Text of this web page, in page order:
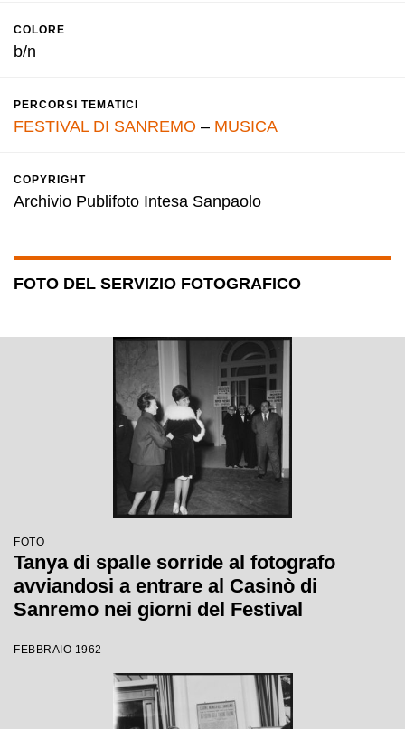
COLORE
b/n
PERCORSI TEMATICI
FESTIVAL DI SANREMO – MUSICA
COPYRIGHT
Archivio Publifoto Intesa Sanpaolo
FOTO DEL SERVIZIO FOTOGRAFICO
FOTO
Tanya di spalle sorride al fotografo
avviandosi a entrare al Casinò di
Sanremo nei giorni del Festival
FEBBRAIO 1962